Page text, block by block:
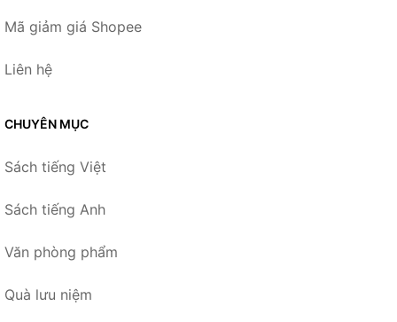
Mã giảm giá Shopee
Liên hệ
CHUYÊN MỤC
Sách tiếng Việt
Sách tiếng Anh
Văn phòng phẩm
Quà lưu niệm